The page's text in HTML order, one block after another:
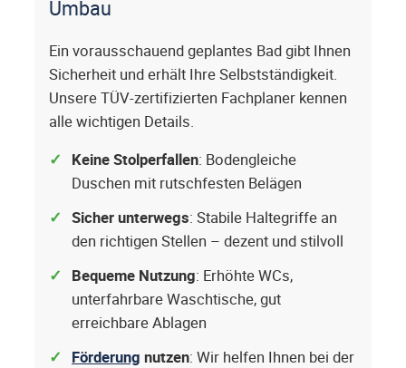
Umbau
Ein vorausschauend geplantes Bad gibt Ihnen
Sicherheit und erhält Ihre Selbstständigkeit.
Unsere TÜV-zertifizierten Fachplaner kennen
alle wichtigen Details.
Keine Stolperfallen: Bodengleiche
Duschen mit rutschfesten Belägen
Sicher unterwegs: Stabile Haltegriffe an
den richtigen Stellen – dezent und stilvoll
Bequeme Nutzung: Erhöhte WCs,
unterfahrbare Waschtische, gut
erreichbare Ablagen
Förderung nutzen: Wir helfen Ihnen bei der